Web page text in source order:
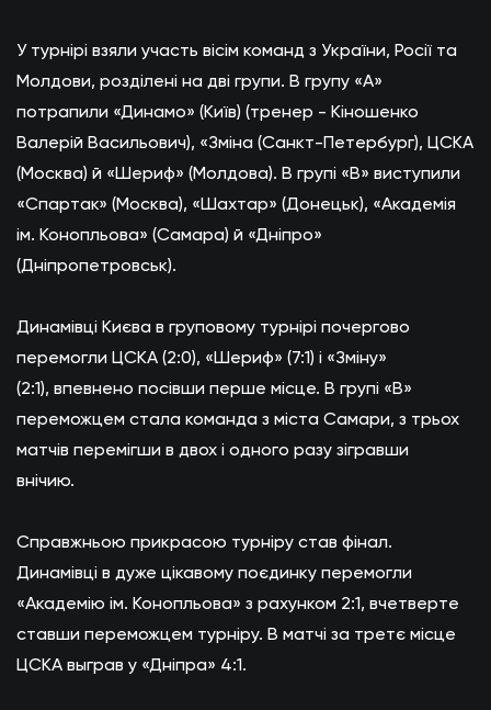
У турнірі взяли участь вісім команд з України, Росії та
Молдови, розділені на дві групи. В групу «А»
потрапили «Динамо» (Київ) (тренер - Кіношенко
Валерій Васильович), «Зміна (Санкт-Петербург), ЦСКА
(Москва) й «Шериф» (Молдова). В групі «В» виступили
«Спартак» (Москва), «Шахтар» (Донецьк), «Академія
ім. Конопльова» (Самара) й «Дніпро»
(Дніпропетровськ).
Динамівці Києва в груповому турнірі почергово
перемогли ЦСКА (2:0), «Шериф» (7:1) і «Зміну»
(2:1), впевнено посівши перше місце. В групі «В»
переможцем стала команда з міста Самари, з трьох
матчів перемігши в двох і одного разу зігравши
внічию.
Справжньою прикрасою турніру став фінал.
Динамівці в дуже цікавому поєдинку перемогли
«Академію ім. Конопльова» з рахунком 2:1, вчетверте
ставши переможцем турніру. В матчі за третє місце
ЦСКА выграв у «Дніпра» 4:1.